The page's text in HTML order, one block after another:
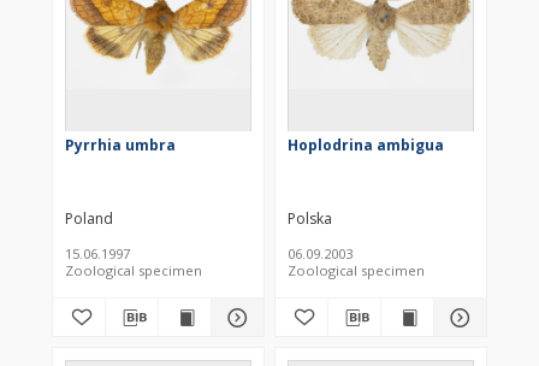
Pyrrhia umbra
Poland
15.06.1997
Zoological specimen
Hoplodrina ambigua
Polska
06.09.2003
Zoological specimen